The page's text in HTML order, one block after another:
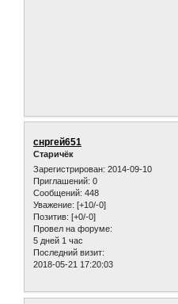
снргей651
Старичёк
Зарегистрирован: 2014-09-10
Приглашений: 0
Сообщений: 448
Уважение: [+10/-0]
Позитив: [+0/-0]
Провел на форуме:
5 дней 1 час
Последний визит:
2018-05-21 17:20:03